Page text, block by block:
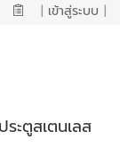
| เข้าสู่ระบบ |
ะตูสเตนเลส